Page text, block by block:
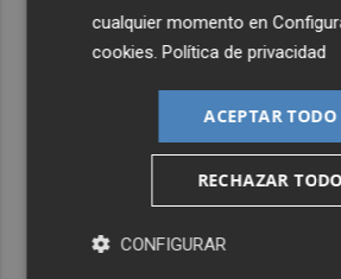
cualquier momento en
cookies.Política de privacidad
ACEPTAR TODO
RECHAZAR
CONFIGURAR